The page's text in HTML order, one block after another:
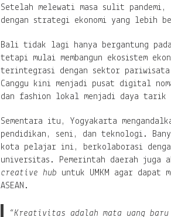
Setelah melewati masa sulit
dengan strategi ekonomi yang lebih
Bali tidak lagi hanya bergantung
tetapi mulai membangun ekosistem
terintegrasi dengan sektor
Canggu kini menjadi pusat digital
dan fashion lokal menjadi daya tarik
Sementara itu, Yogyakarta
pendidikan, seni, dan teknologi.
kota pelajar ini, berkolaborasi
universitas. Pemerintah daerah juga
creative hub untuk UMKM agar dapat
ASEAN.
“Kreativitas adalah mata uang baru